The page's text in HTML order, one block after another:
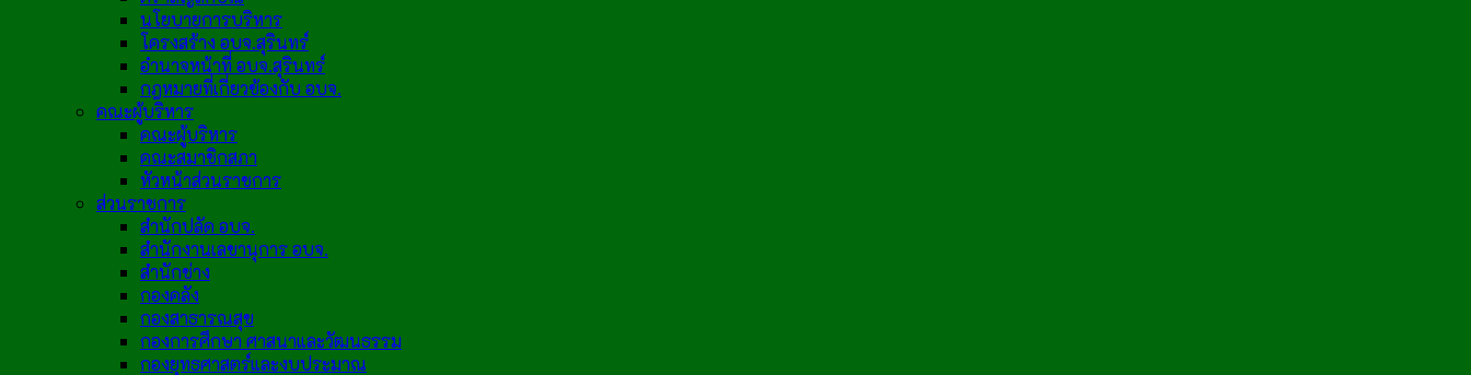
นโยบายการบริหาร
โครงสร้าง อบจ.สุรินทร์
อำนาจหน้าที่ อบจ.สุรินทร์
กฎหมายที่เกี่ยวข้องกับ อบจ.
คณะผู้บริหาร
คณะผู้บริหาร
คณะสมาชิกสภา
หัวหน้าส่วนราชการ
ส่วนราชการ
สำนักปลัด อบจ.
สำนักงานเลขานุการ อบจ.
สำนักช่าง
กองคลัง
กองสาธารณสุข
กองการศึกษา ศาสนาและวัฒนธรรม
กองยุทธศาสตร์และงบประมาณ